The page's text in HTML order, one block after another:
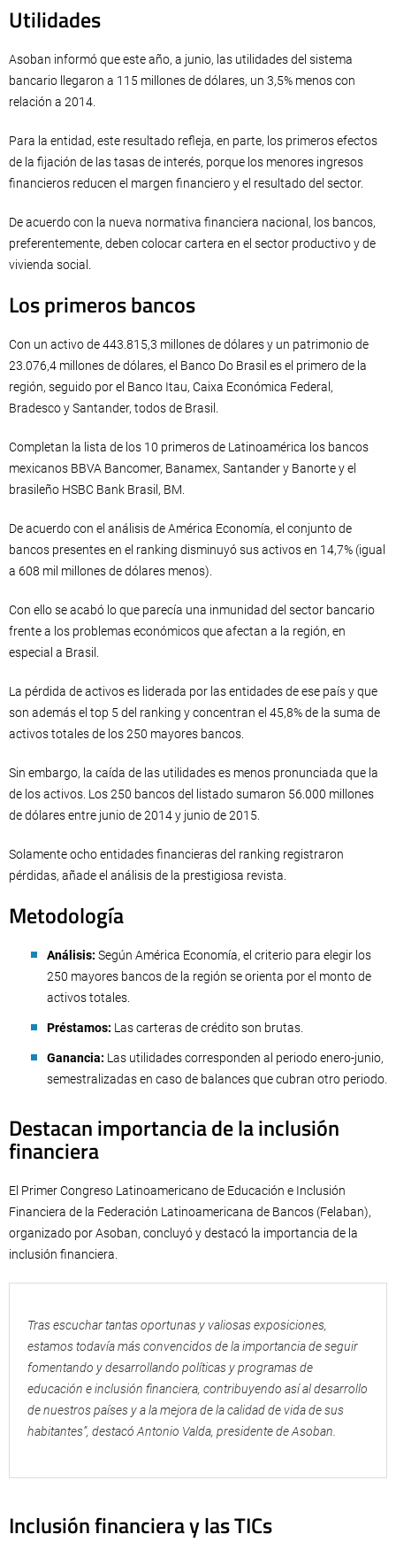
Utilidades
Asoban informó que este año, a junio, las utilidades del sistema
bancario llegaron a 115 millones de dólares, un 3,5% menos con
relación a 2014.
Para la entidad, este resultado refleja, en parte, los primeros efectos
de la fijación de las tasas de interés, porque los menores ingresos
financieros reducen el margen financiero y el resultado del sector.
De acuerdo con la nueva normativa financiera nacional, los bancos,
preferentemente, deben colocar cartera en el sector productivo y de
vivienda social.
Los primeros bancos
Con un activo de 443.815,3 millones de dólares y un patrimonio de
23.076,4 millones de dólares, el Banco Do Brasil es el primero de la
región, seguido por el Banco Itau, Caixa Económica Federal,
Bradesco y Santander, todos de Brasil.
Completan la lista de los 10 primeros de Latinoamérica los bancos
mexicanos BBVA Bancomer, Banamex, Santander y Banorte y el
brasileño HSBC Bank Brasil, BM.
De acuerdo con el análisis de América Economía, el conjunto de
bancos presentes en el ranking disminuyó sus activos en 14,7% (igual
a 608 mil millones de dólares menos).
Con ello se acabó lo que parecía una inmunidad del sector bancario
frente a los problemas económicos que afectan a la región, en
especial a Brasil.
La pérdida de activos es liderada por las entidades de ese país y que
son además el top 5 del ranking y concentran el 45,8% de la suma de
activos totales de los 250 mayores bancos.
Sin embargo, la caída de las utilidades es menos pronunciada que la
de los activos. Los 250 bancos del listado sumaron 56.000 millones
de dólares entre junio de 2014 y junio de 2015.
Solamente ocho entidades financieras del ranking registraron
pérdidas, añade el análisis de la prestigiosa revista.
Metodología
Análisis: Según América Economía, el criterio para elegir los
250 mayores bancos de la región se orienta por el monto de
activos totales.
Préstamos: Las carteras de crédito son brutas.
Ganancia: Las utilidades corresponden al periodo enero-junio,
semestralizadas en caso de balances que cubran otro periodo.
Destacan importancia de la inclusión
financiera
El Primer Congreso Latinoamericano de Educación e Inclusión
Financiera de la Federación Latinoamericana de Bancos (Felaban),
organizado por Asoban, concluyó y destacó la importancia de la
inclusión financiera.
Tras escuchar tantas oportunas y valiosas exposiciones,
estamos todavía más convencidos de la importancia de seguir
fomentando y desarrollando políticas y programas de
educación e inclusión financiera, contribuyendo así al desarrollo
de nuestros países y a la mejora de la calidad de vida de sus
habitantes”, destacó Antonio Valda, presidente de Asoban.
Inclusión financiera y las TICs